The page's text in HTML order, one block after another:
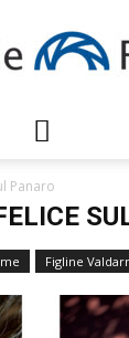
Gallerie
Panaro
Figline